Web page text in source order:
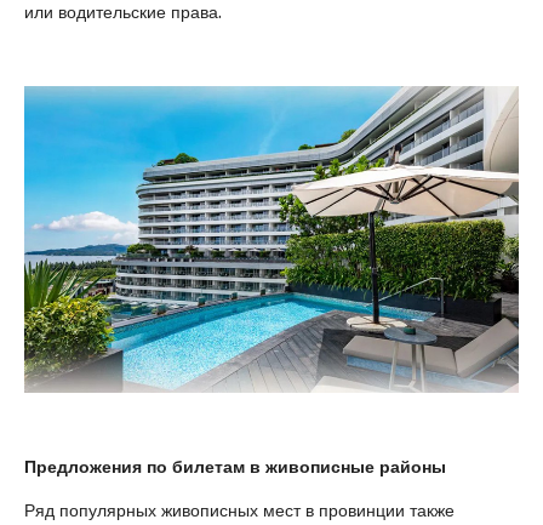
или водительские права.
Предложения по билетам в живописные районы
Ряд популярных живописных мест в провинции также